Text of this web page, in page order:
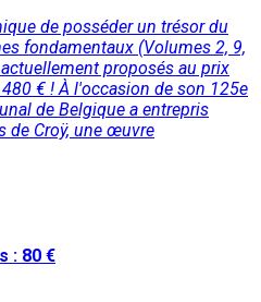
de posséder un trésor du
fondamentaux (Volumes 2, 9,
proposés au prix
€ ! À l'occasion de son 125e
de Belgique a entrepris
de Croÿ, une œuvre
: 80 €